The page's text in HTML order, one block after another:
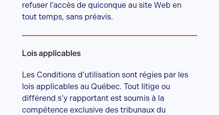
refuser l’accès de quiconque au site Web en
tout temps, sans préavis.
Lois applicables
Les Conditions d’utilisation sont régies par les
lois applicables au Québec. Tout litige ou
différend s’y rapportant est soumis à la
compétence exclusive des tribunaux du